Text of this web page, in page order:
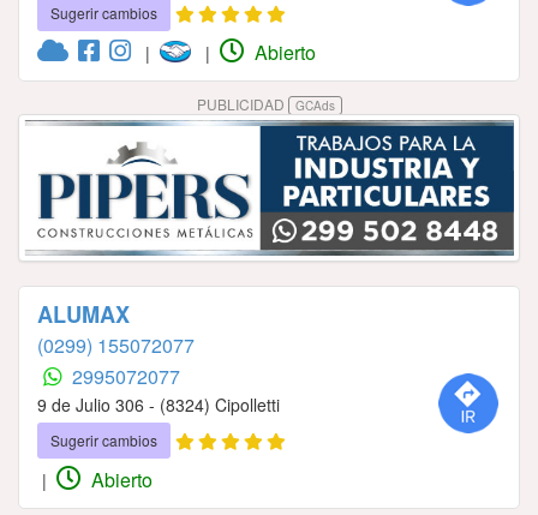
Sugerir cambios
| | Abierto
PUBLICIDAD GCAds
ALUMAX
(0299) 155072077
2995072077
9 de Julio 306 - (8324) Cipolletti
Sugerir cambios
| Abierto